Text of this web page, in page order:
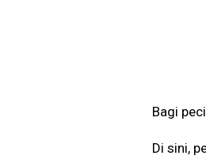
Bagi
Di sini,